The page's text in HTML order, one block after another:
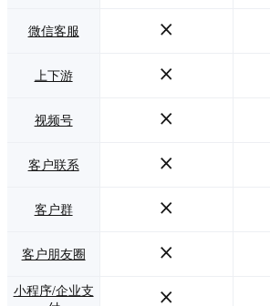
微信客服
上下游
视频号
客户联系
客户群
客户朋友圈
小程序/企业支